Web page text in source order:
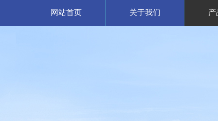
网站首页 关于我们 产